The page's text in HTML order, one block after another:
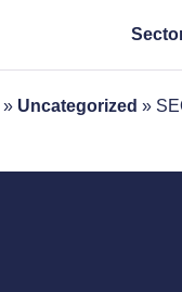
» Uncategorized »